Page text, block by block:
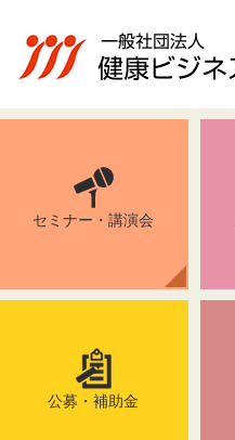
セミナー・講演会
公募・補助金